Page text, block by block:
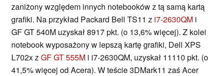
zaniżony względem innych notebooków z tą samą kartą
grafiki. Na przykład Packard Bell TS11 z i7-2630QM i
GF GT 540M uzyskał 8917 pkt. (o 13,6% więcej). Z kolei
notebook wyposażony w lepszą kartę grafiki, Dell XPS
L702x zGF GT 555M i i7-2630QM, uzyskał 11110 pkt. (o
41,5% więcej od Acera). W teście 3DMark11 zaś Acer